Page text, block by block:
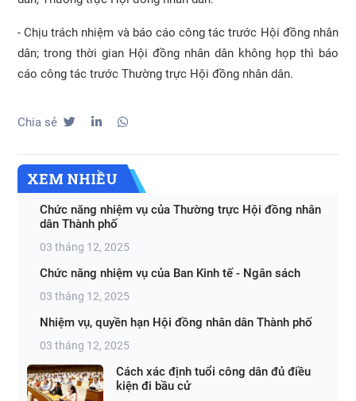
- Chịu trách nhiệm và báo cáo công tác trước Hội đồng nhân
dân; trong thời gian Hội đồng nhân dân không họp thì báo
cáo công tác trước Thường trực Hội đồng nhân dân.
Chia sẻ
XEM NHIỀU
Chức năng nhiệm vụ của Thường trực Hội đồng nhân
dân Thành phố
03 tháng 12, 2025
Chức năng nhiệm vụ của Ban Kinh tế - Ngân sách
03 tháng 12, 2025
Nhiệm vụ, quyền hạn Hội đồng nhân dân Thành phố
03 tháng 12, 2025
Cách xác định tuổi công dân đủ điều
kiện đi bầu cử